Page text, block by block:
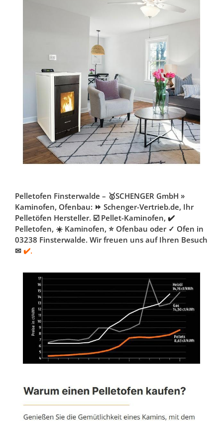
Pelletofen Finsterwalde – 🥇SCHENGER GmbH »
Kaminofen, Ofenbau: ⏩ Schenger-Vertrieb.de, Ihr
Pelletöfen Hersteller. ☑️ Pellet-Kaminofen, ✔️
Pelletofen, ☀️ Kaminofen, ⭐ Ofenbau oder ✓ Ofen in
03238 Finsterwalde. Wir freuen uns auf Ihren Besuch
✉ ✔️.